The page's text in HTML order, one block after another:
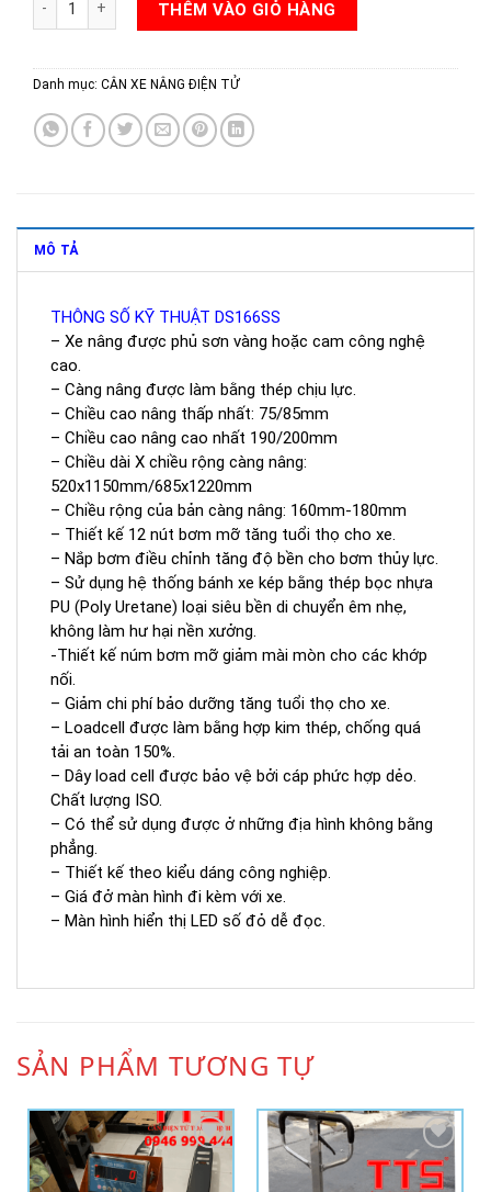
THÊM VÀO GIỎ HÀNG
Danh mục: CÂN XE NÂNG ĐIỆN TỬ
MÔ TẢ
THÔNG SỐ KỸ THUẬT DS166SS
– Xe nâng được phủ sơn vàng hoặc cam công nghệ
cao.
– Càng nâng được làm bằng thép chịu lực.
– Chiều cao nâng thấp nhất: 75/85mm
– Chiều cao nâng cao nhất 190/200mm
– Chiều dài X chiều rộng càng nâng:
520x1150mm/685x1220mm
– Chiều rộng của bản càng nâng: 160mm-180mm
– Thiết kế 12 nút bơm mỡ tăng tuổi thọ cho xe.
– Nắp bơm điều chỉnh tăng độ bền cho bơm thủy lực.
– Sử dụng hệ thống bánh xe kép bằng thép bọc nhựa
PU (Poly Uretane) loại siêu bền di chuyển êm nhẹ,
không làm hư hại nền xưởng.
-Thiết kế núm bơm mỡ giảm mài mòn cho các khớp
nối.
– Giảm chi phí bảo dưỡng tăng tuổi thọ cho xe.
– Loadcell được làm bằng hợp kim thép, chống quá
tải an toàn 150%.
– Dây load cell được bảo vệ bởi cáp phức hợp dẻo.
Chất lượng ISO.
– Có thể sử dụng được ở những địa hình không bằng
phẳng.
– Thiết kế theo kiểu dáng công nghiệp.
– Giá đở màn hình đi kèm với xe.
– Màn hình hiển thị LED số đỏ dễ đọc.
SẢN PHẨM TƯƠNG TỰ